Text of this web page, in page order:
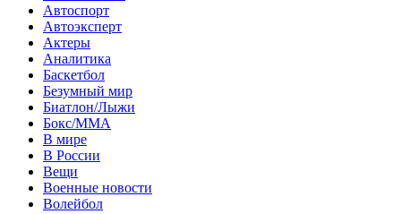
Автоспорт
Автоэксперт
Актеры
Аналитика
Баскетбол
Безумный мир
Биатлон/Лыжи
Бокс/MMA
В мире
В России
Вещи
Военные новости
Волейбол